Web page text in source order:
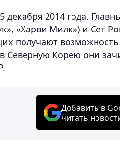
2014 года.
«Харви Милк») и Сет
получают возможность
Северную Корею они
Добавить в
читать